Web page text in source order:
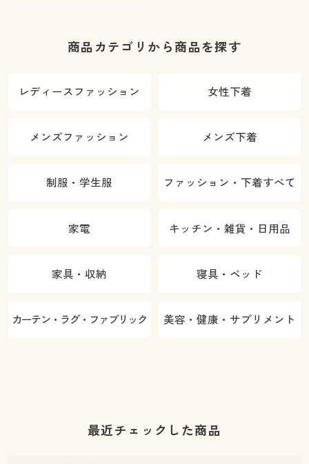
商品カテゴリから商品を探す
レディースファッション 女性下着
メンズファッション メンズ下着
制服・学生服 ファッション・下着すべて
家電 キッチン・雑貨・日用品
家具・収納 寝具・ベッド
カーテン・ラグ・ファブリック 美容・健康・サプリメント
最近チェックした商品